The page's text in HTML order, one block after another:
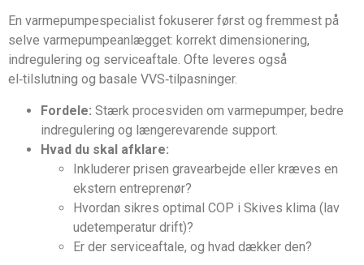
En varmepumpespecialist fokuserer først og fremmest på
selve varmepumpeanlægget: korrekt dimensionering,
indregulering og serviceaftale. Ofte leveres også
el‑tilslutning og basale VVS‑tilpasninger.
Fordele: Stærk procesviden om varmepumper, bedre
indregulering og længerevarende support.
Hvad du skal afklare:
Inkluderer prisen gravearbejde eller kræves en
ekstern entreprenør?
Hvordan sikres optimal COP i Skives klima (lav
udetemperatur drift)?
Er der serviceaftale, og hvad dækker den?